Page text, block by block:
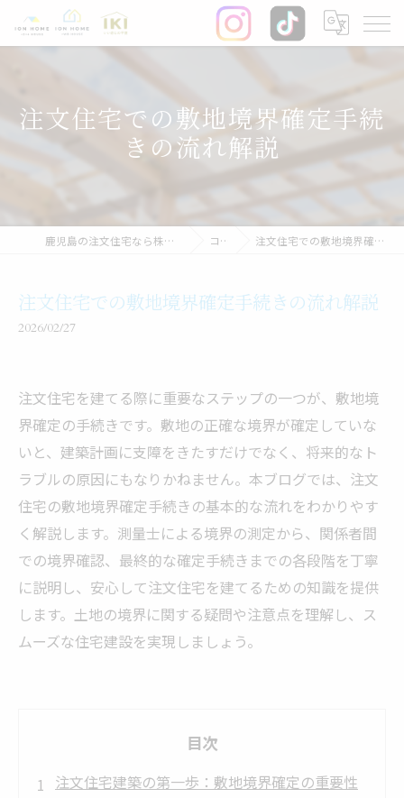
注文住宅での敷地境界確定手続
きの流れ解説
鹿児島の注文住宅なら株式会社イオン・ホーム コラム 注文住宅での敷地境界確定手続きの流れ解説
注文住宅での敷地境界確定手続きの流れ解説
2026/02/27
注文住宅を建てる際に重要なステップの一つが、敷地境
界確定の手続きです。敷地の正確な境界が確定していな
いと、建築計画に支障をきたすだけでなく、将来的なト
ラブルの原因にもなりかねません。本ブログでは、注文
住宅の敷地境界確定手続きの基本的な流れをわかりやす
く解説します。測量士による境界の測定から、関係者間
での境界確認、最終的な確定手続きまでの各段階を丁寧
に説明し、安心して注文住宅を建てるための知識を提供
します。土地の境界に関する疑問や注意点を理解し、ス
ムーズな住宅建設を実現しましょう。
目次
注文住宅建築の第一歩：敷地境界確定の重要性